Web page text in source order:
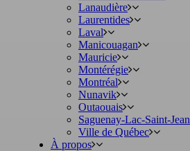
Lanaudière
Laurentides
Laval
Manicouagan
Mauricie
Montérégie
Montréal
Nunavik
Outaouais
Saguenay-Lac-Saint-Jean
Ville de Québec
À propos